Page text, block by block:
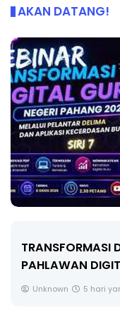
AKAN DATANG!
MAJLIS
PENDIDIKAN
Unknown 6